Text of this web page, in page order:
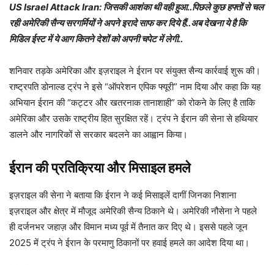
US Israel Attack Iran: जिसकी आशंका थी वही हुआ..पिछले कुछ हफ्तों से चल
रही अमेरिकी सैन्य सरगर्मियों ने अपने इरादे साफ कर दिये हैं..अब देखना ये है कि
मिडिल ईस्ट में ये आग कितने देशों को अपनी चपेट में लेगी..
शनिवार तड़के अमेरिका और इज़राइल ने ईरान पर संयुक्त सैन्य कार्रवाई शुरू की।
राष्ट्रपति डोनाल्ड ट्रंप ने इसे “ऑपरेशन एपिक फ्यूरी” नाम दिया और कहा कि यह
अभियान ईरान की “कट्टर और खतरनाक तानाशाही” को रोकने के लिए है ताकि
अमेरिका और उसके राष्ट्रीय हित सुरक्षित रहें। ट्रंप ने ईरान की सेना से हथियार
डालने और नागरिकों से सरकार बदलने का आह्वान किया।
ईरान की प्रतिक्रिया और मिसाइल हमले
इज़राइल की सेना ने बताया कि ईरान ने कई मिसाइलें दागीं जिनका निशाना
इज़राइल और क्षेत्र में मौजूद अमेरिकी सैन्य ठिकाने थे। अमेरिकी नौसेना ने पहले
ही दर्जनभर जहाज़ और विमान मध्य पूर्व में तैनात कर दिए थे। इससे पहले जून
2025 में ट्रंप ने ईरान के परमाणु ठिकानों पर हवाई हमले का आदेश दिया था।